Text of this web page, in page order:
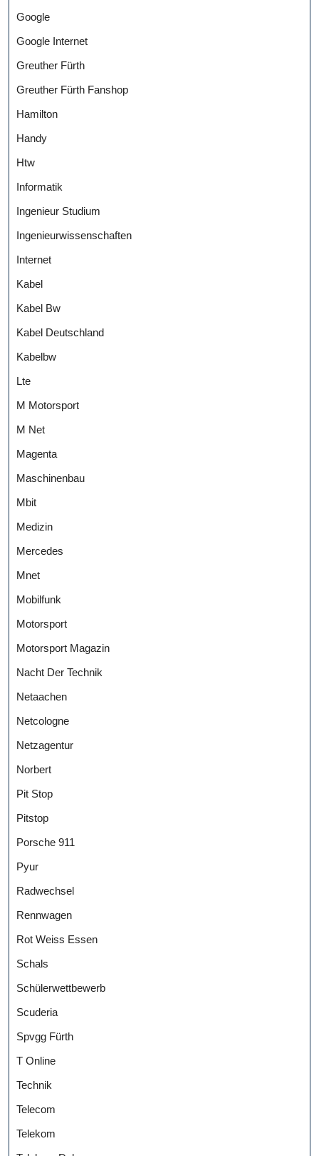
Google
Google Internet
Greuther Fürth
Greuther Fürth Fanshop
Hamilton
Handy
Htw
Informatik
Ingenieur Studium
Ingenieurwissenschaften
Internet
Kabel
Kabel Bw
Kabel Deutschland
Kabelbw
Lte
M Motorsport
M Net
Magenta
Maschinenbau
Mbit
Medizin
Mercedes
Mnet
Mobilfunk
Motorsport
Motorsport Magazin
Nacht Der Technik
Netaachen
Netcologne
Netzagentur
Norbert
Pit Stop
Pitstop
Porsche 911
Pyur
Radwechsel
Rennwagen
Rot Weiss Essen
Schals
Schülerwettbewerb
Scuderia
Spvgg Fürth
T Online
Technik
Telecom
Telekom